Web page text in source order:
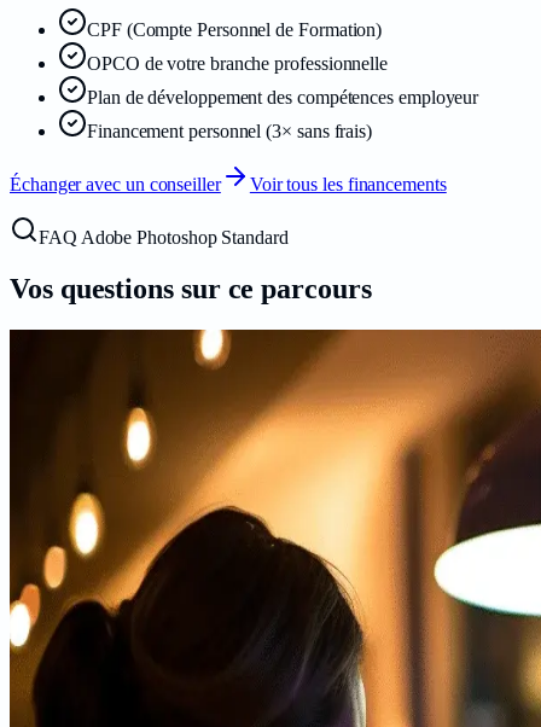
CPF (Compte Personnel de Formation)
OPCO de votre branche professionnelle
Plan de développement des compétences employeur
Financement personnel (3× sans frais)
Échanger avec un conseiller Voir tous les financements
FAQ Adobe Photoshop Standard
Vos questions sur ceparcours